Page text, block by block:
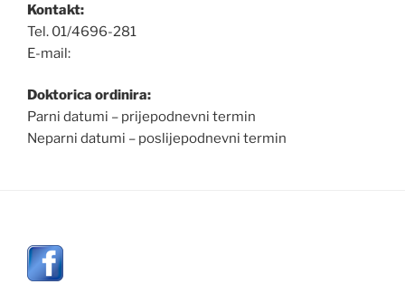
Kontakt:
Tel. 01/4696-281
E-mail:
Doktorica ordinira:
Parni datumi – prijepodnevni termin
Neparni datumi – poslijepodnevni termin